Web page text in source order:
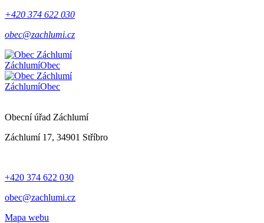
+420 374 622 030
obec@zachlumi.cz
ZáchlumíObec
ZáchlumíObec
Obecní úřad Záchlumí
Záchlumí 17, 34901 Stříbro
+420 374 622 030
obec@zachlumi.cz
Mapa webu